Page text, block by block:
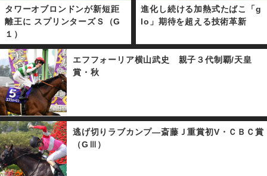
タワーオブロンドンが新短距
離王に スプリンターズＳ（G
１）
進化し続ける加熱式たばこ「g
lo」期待を超える技術革新
エフフォーリア横山武史 親子３代制覇/天皇
賞・秋
逃げ切りラブカンプ―斎藤Ｊ重賞初V・ＣＢＣ賞
（GⅢ）